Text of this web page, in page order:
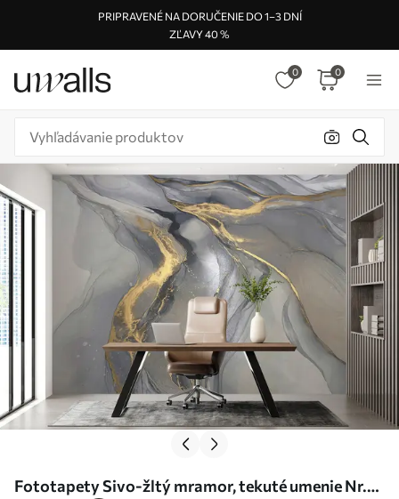
PRIPRAVENÉ NA DORUČENIE DO 1–3 DNÍ
ZĽAVY 40 %
0 0
Fototapety Sivo-žltý mramor, tekuté umenie Nr.